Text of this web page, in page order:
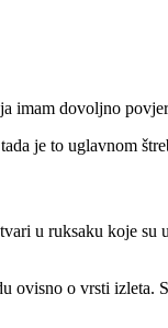
imam dovoljno
je to uglavnom
u ruksaku koje
o vrsti